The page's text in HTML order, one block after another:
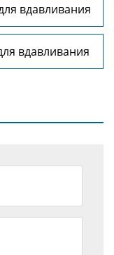
вдавливания
вдавливания